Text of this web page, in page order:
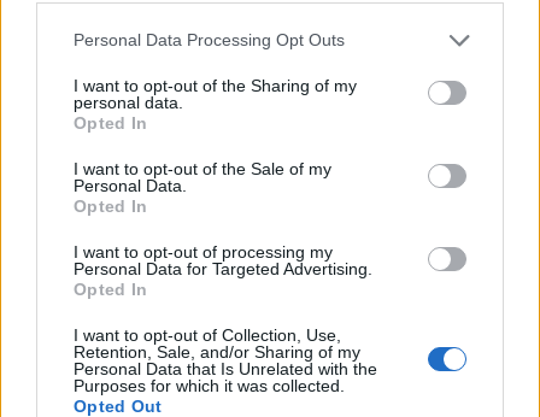
Please note that this website/app uses one or more Google
not limited to your visit or usage behaviour. You may click to
grant or deny consent to Google and its third-party tags to
use your data for below specified purposes in below Google
consent section.
Personal Data Processing Opt Outs
I want to opt-out of the Sharing of my
personal data.
Opted In
I want to opt-out of the Sale of my
Personal Data.
Opted In
I want to opt-out of processing my
Personal Data for Targeted Advertising.
Opted In
I want to opt-out of Collection, Use,
Retention, Sale, and/or Sharing of my
Personal Data that Is Unrelated with the
Purposes for which it was collected.
Opted Out
Néhány napja, aRayher Hobby Klub
fejezetébenRaysin öntőporból készítettünk apró
házikókataz ünnepi dekorációhoz, ebben a ...